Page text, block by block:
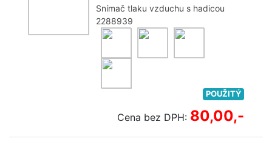
Snímač tlaku vzduchu s hadicou
2288939
POUŽITÝ
Cena bez DPH: 80,00,-